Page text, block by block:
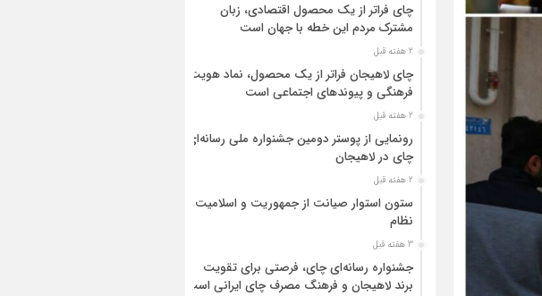
چای فراتر از یک محصول اقتصادی، زبان
مشترک مردم این خطه با جهان است
2 هفته قبل
چای لاهیجان فراتر از یک محصول، نماد هویت
فرهنگی و پیوندهای اجتماعی است
2 هفته قبل
رونمایی از پوستر دومین جشنواره ملی رسانه‌ای
چای در لاهیجان
2 هفته قبل
ستون استوار صیانت از جمهوریت و اسلامیت
نظام
3 هفته قبل
جشنواره رسانه‌ای چای، فرصتی برای تقویت
برند لاهیجان و فرهنگ مصرف چای ایرانی است